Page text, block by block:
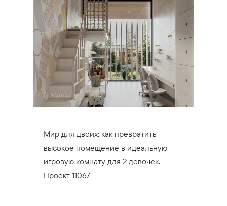
Мир для двоих: как превратить
высокое помещение в идеальную
игровую комнату для 2 девочек.
Проект 11067